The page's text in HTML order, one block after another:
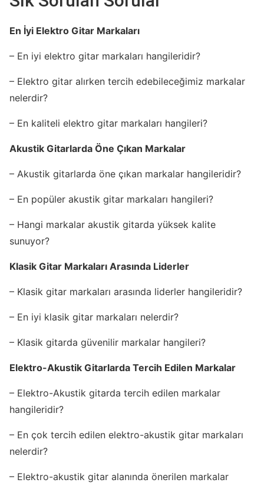
En İyi Elektro Gitar Markaları
– En iyi elektro gitar markaları hangileridir?
– Elektro gitar alırken tercih edebileceğimiz markalar
nelerdir?
– En kaliteli elektro gitar markaları hangileri?
Akustik Gitarlarda Öne Çıkan Markalar
– Akustik gitarlarda öne çıkan markalar hangileridir?
– En popüler akustik gitar markaları hangileri?
– Hangi markalar akustik gitarda yüksek kalite
sunuyor?
Klasik Gitar Markaları Arasında Liderler
– Klasik gitar markaları arasında liderler hangileridir?
– En iyi klasik gitar markaları nelerdir?
– Klasik gitarda güvenilir markalar hangileri?
Elektro-Akustik Gitarlarda Tercih Edilen Markalar
– Elektro-Akustik gitarda tercih edilen markalar
hangileridir?
– En çok tercih edilen elektro-akustik gitar markaları
nelerdir?
– Elektro-akustik gitar alanında önerilen markalar